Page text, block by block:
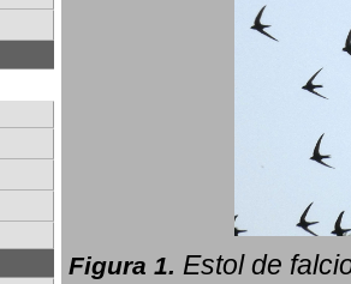
Figura 1. Estol de